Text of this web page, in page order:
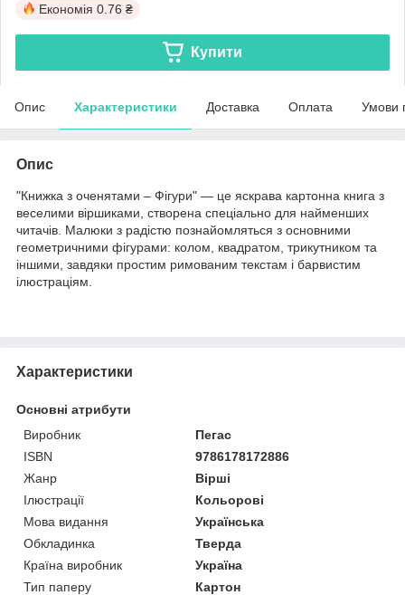
Економія 0.76 ₴
Купити
Опис Характеристики Доставка Оплата Умови
Опис
"Книжка з оченятами – Фігури" — це яскрава картонна книга з
веселими віршиками, створена спеціально для найменших
читачів. Малюки з радістю познайомляться з основними
геометричними фігурами: колом, квадратом, трикутником та
іншими, завдяки простим римованим текстам і барвистим
ілюстраціям.
Характеристики
Основні атрибути
Виробник
Пегас
ISBN
9786178172886
Жанр
Вірші
Ілюстрації
Кольорові
Мова видання
Українська
Обкладинка
Тверда
Країна виробник
Україна
Тип паперу
Картон